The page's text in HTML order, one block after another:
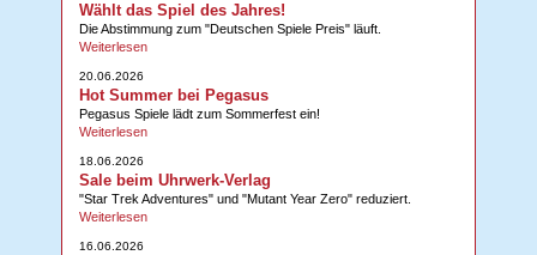
Wählt das Spiel des Jahres!
Die Abstimmung zum "Deutschen Spiele Preis" läuft.
Weiterlesen
20.06.2026
Hot Summer bei Pegasus
Pegasus Spiele lädt zum Sommerfest ein!
Weiterlesen
18.06.2026
Sale beim Uhrwerk-Verlag
"Star Trek Adventures" und "Mutant Year Zero" reduziert.
Weiterlesen
16.06.2026